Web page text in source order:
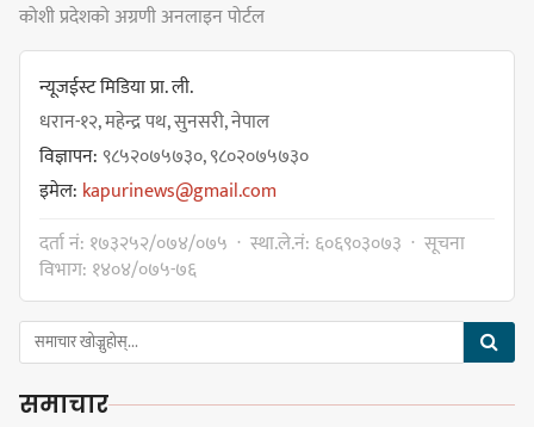
सङ्कटग्रस्त सहकारी व्यवस्थापनको रकम
बजेट नै अनिश्चित
कावा प्रमुखद्वारा अमर्यादित व्यवहारप्रति
आपत्ति, नगरसभा स्थगित भएकोमा
क्षमायाचना
कावा प्रमुखको जिद्दीपनले बजेटमा
कोशी प्रदेशको अग्रणी अनलाइन पोर्टल
न्यूजईस्ट मिडिया प्रा. ली.
धरान-१२, महेन्द्र पथ, सुनसरी, नेपाल
विज्ञापन:९८५२०७५७३०, ९८०२०७५७३०
इमेल: kapurinews@gmail.com
दर्ता नं: १७३२५२/०७४/०७५ · स्था.ले.नं: ६०६९०३०७३ · सूचना
विभाग: १४०४/०७५-७६
समाचार